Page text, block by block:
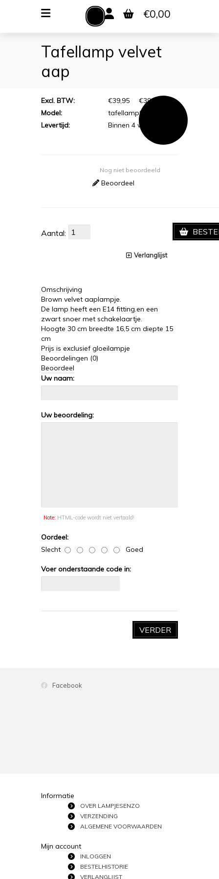
MENU
VERLICHTING
WOONACCESSOIRES
€0,00
Zoeken
Tafellamp velvet
aap
€39,95
Excl. BTW:
€39,95
Model:
tafellamp08
Levertijd:
Binnen 4 werkdagen
Nog niet beoordeeld
Beoordeel
Aantal:
Verlanglijst
Omschrijving
Brown velvet aaplampje.
De lamp heeft een E14 fitting.en een
zwart snoer met schakelaartje.
Hoogte 30 cm breedte 16,5 cm diepte 15
cm
Prijs is exclusief gloeilampje
Beoordelingen (0)
Beoordeel
Uw naam:
Uw beoordeling:
Note: HTML-code wordt niet vertaald!
Oordeel:
Slecht
Goed
Voer onderstaande code in:
VERDER
Facebook
Informatie
OVER LAMPJESENZO
VERZENDING
ALGEMENE VOORWAARDEN
Mijn account
INLOGGEN
BESTELHISTORIE
VERLANGLIJST